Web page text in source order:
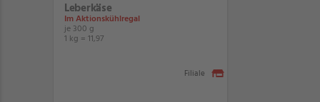
Leberkäse
Im Aktionskühlregal
je 300 g
1 kg = 11,97
Filiale